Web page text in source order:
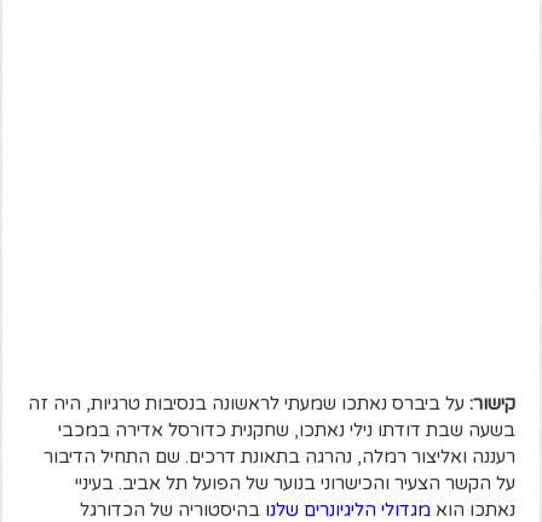
קישור: על ביברס נאתכו שמעתי לראשונה בנסיבות טרגיות, היה זה
בשעה שבת דודתו נילי נאתכו, שחקנית כדורסל אדירה במכבי
רעננה ואליצור רמלה, נהרגה בתאונת דרכים. שם התחיל הדיבור
על הקשר הצעיר והכישרוני בנוער של הפועל תל אביב. בעיניי
נאתכו הוא מגדולי הליגיונרים שלנו בהיסטוריה של הכדורגל